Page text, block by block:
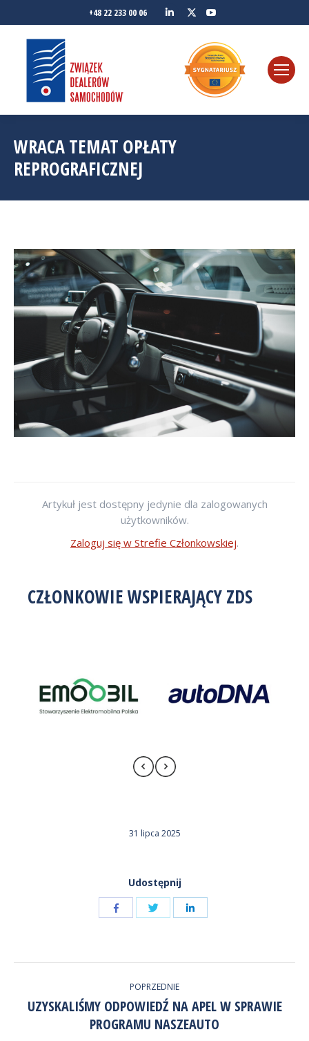
+48 22 233 00 06
Linkedin
Twitter
WRACA TEMAT OPŁATY
REPROGRAFICZNEJ
Artykuł jest dostępny jedynie dla zalogowanych
użytkowników.
Zaloguj się w Strefie Członkowskiej.
CZŁONKOWIE WSPIERAJĄCY ZDS
31 lipca 2025
Udostępnij
Udostępnij
przez
Twitter
Udostępnij
WPISÓW
POPRZEDNIE
Poprzedni
wpis:
UZYSKALIŚMY ODPOWIEDŹ NA APEL W SPRAWIE
PROGRAMU NASZEAUTO